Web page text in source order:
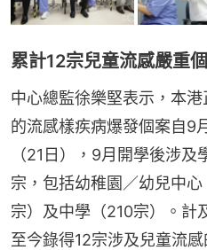
累計12宗兒童流感嚴重
中心總監徐樂堅表示，本
的流感樣疾病爆發個案自9
（21日），9月開學後涉
宗，包括幼稚園／幼兒中
宗）及中學（210宗）。計
至今錄得12宗涉及兒童流